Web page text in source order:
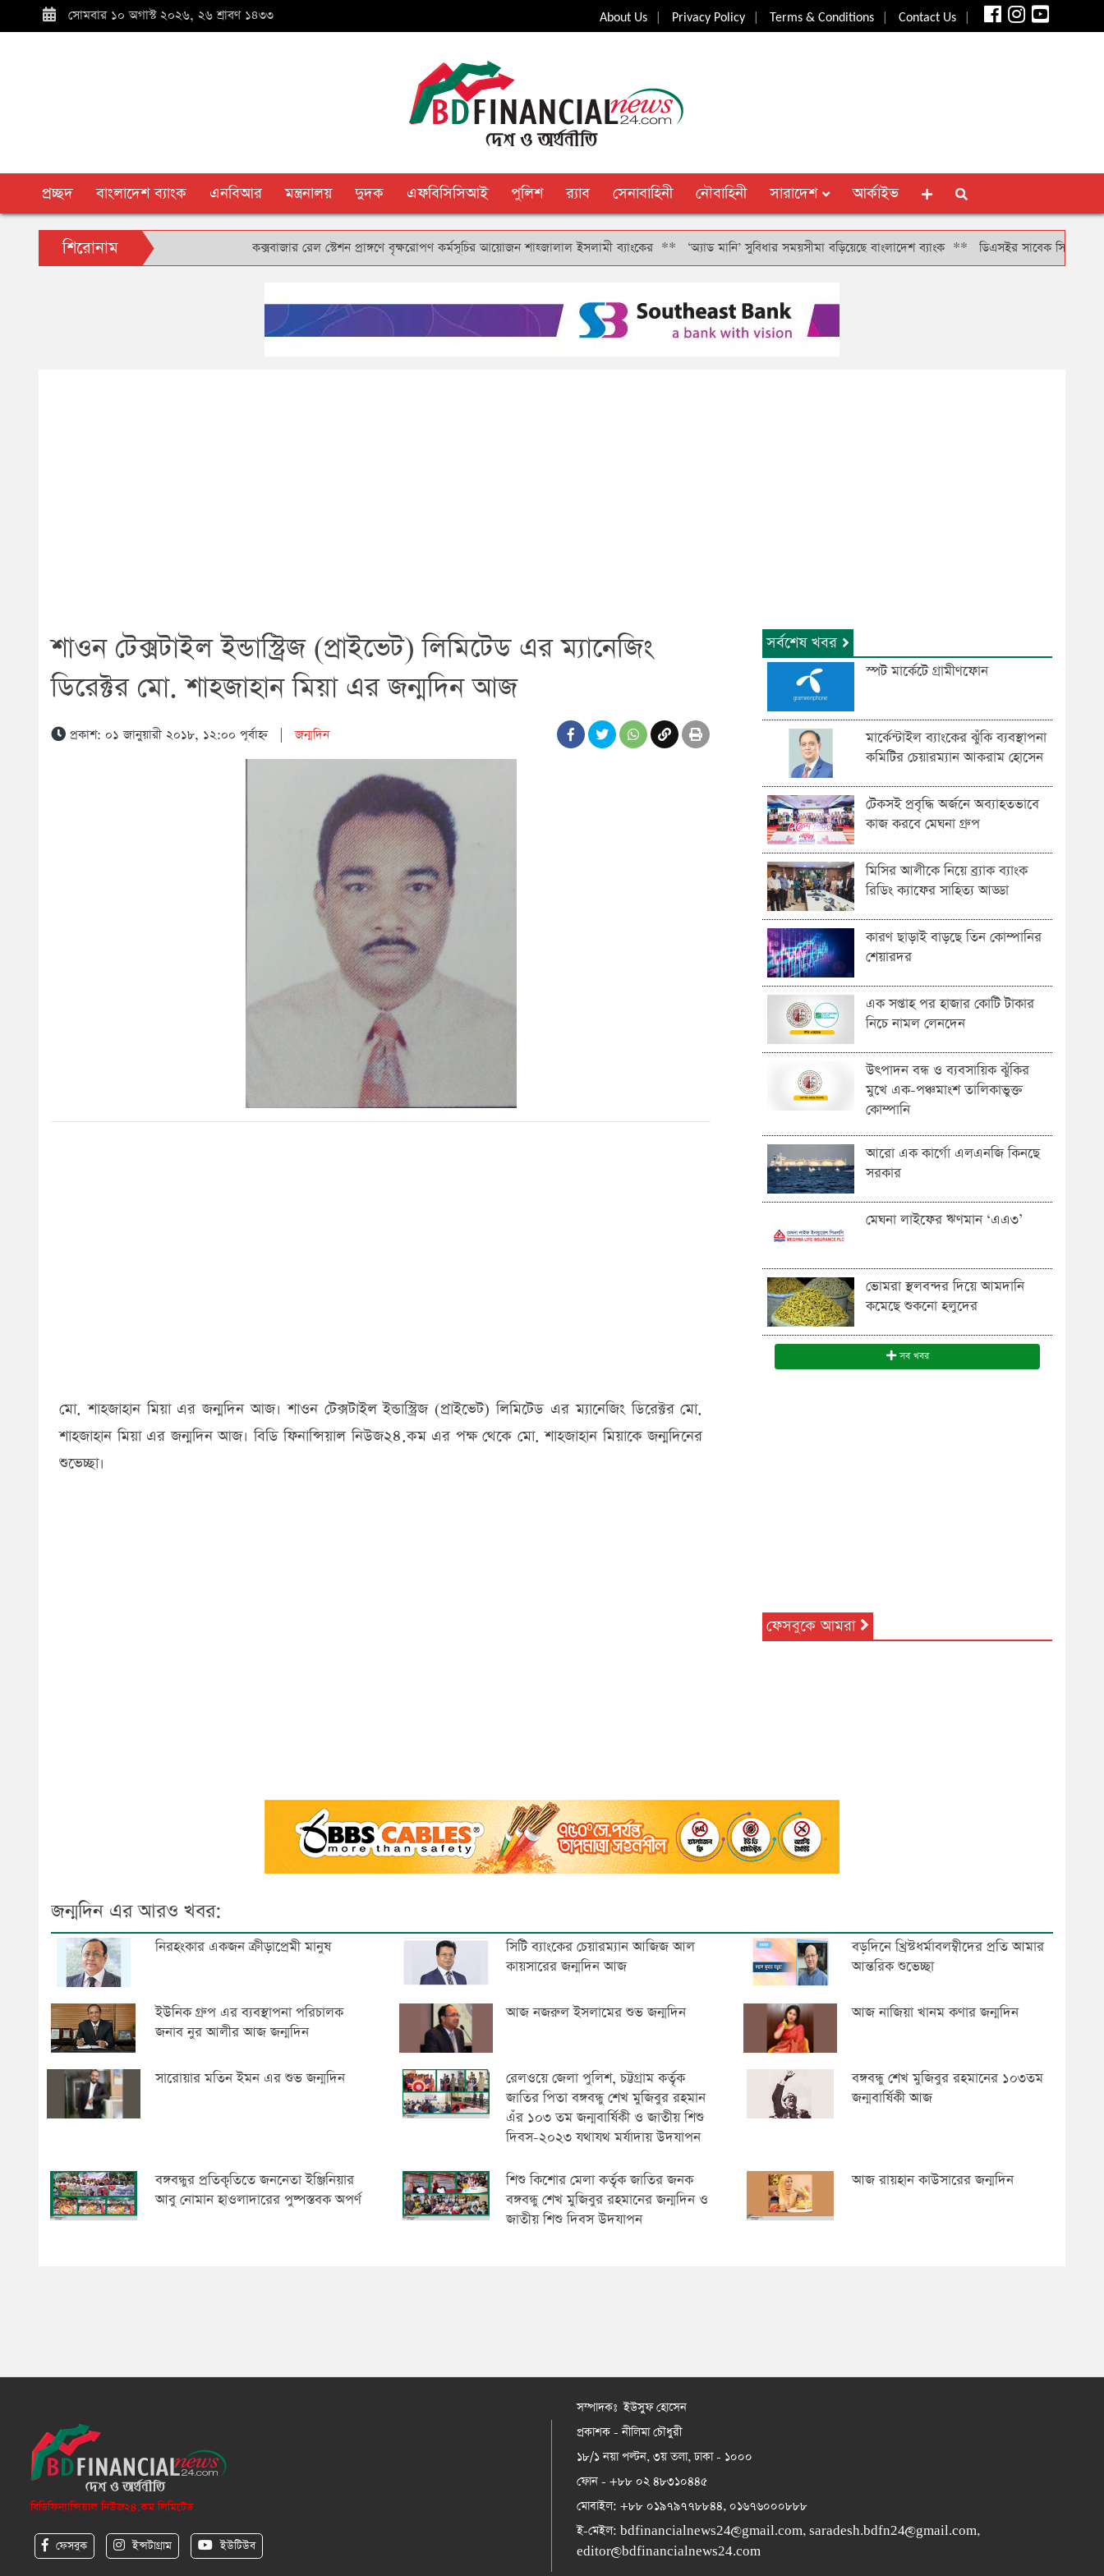
সোমবার ১০ অগাস্ট ২০২৬, ২৬ শ্রাবণ ১৪৩৩ About Us| Privacy Policy| Terms & Conditions| Contact Us|
প্রচ্ছদ বাংলাদেশ ব্যাংক এনবিআর মন্ত্রনালয় দুদক এফবিসিসিআই পুলিশ র‍্যাব সেনাবাহিনী নৌবাহিনী সারাদেশ আর্কাইভ
শিরোনাম কক্সবাজার রেল স্টেশন প্রাঙ্গণে বৃক্ষরোপণ কর্মসূচির আয়োজন শাহ্জালাল ইসলামী ব্যাংকের**‘অ্যাড মানি’ সুবিধার সময়সীমা বড়িয়েছে বাংলাদেশ ব্যাংক**ডিএসইর সাবেক সিআরও খাইরুল
শাওন টেক্সটাইল ইন্ডাস্ট্রিজ (প্রাইভেট) লিমিটেড এর ম্যানেজিং
ডিরেক্টর মো. শাহজাহান মিয়া এর জন্মদিন আজ
প্রকাশ: ০১ জানুয়ারী ২০১৮, ১২:০০ পূর্বাহ্ন|জন্মদিন
মো. শাহজাহান মিয়া এর জন্মদিন আজ। শাওন টেক্সটাইল ইন্ডাস্ট্রিজ (প্রাইভেট) লিমিটেড এর ম্যানেজিং ডিরেক্টর মো.
শাহজাহান মিয়া এর জন্মদিন আজ। বিডি ফিনান্সিয়াল নিউজ২৪.কম এর পক্ষ থেকে মো. শাহজাহান মিয়াকে জন্মদিনের
শুভেচ্ছা।
সর্বশেষ খবর
স্পট মার্কেটে গ্রামীণফোন
মার্কেন্টাইল ব্যাংকের ঝুঁকি ব্যবস্থাপনা
কমিটির চেয়ারম্যান আকরাম হোসেন
টেকসই প্রবৃদ্ধি অর্জনে অব্যাহতভাবে
কাজ করবে মেঘনা গ্রুপ
মিসির আলীকে নিয়ে ব্র্যাক ব্যাংক
রিডিং ক্যাফের সাহিত্য আড্ডা
কারণ ছাড়াই বাড়ছে তিন কোম্পানির
শেয়ারদর
এক সপ্তাহ পর হাজার কোটি টাকার
নিচে নামল লেনদেন
উৎপাদন বন্ধ ও ব্যবসায়িক ঝুঁকির
মুখে এক-পঞ্চমাংশ তালিকাভুক্ত
কোম্পানি
আরো এক কার্গো এলএনজি কিনছে
সরকার
মেঘনা লাইফের ঋণমান ‘‌এএ৩’
ভোমরা স্থলবন্দ‌র দিয়ে আমদা‌নি
ক‌মে‌ছে শুকনো হলুদের
সব খবর
ফেসবুকে আমরা
জন্মদিন এর আরও খবর:
নিরহংকার একজন ক্রীড়াপ্রেমী মানুষ
সিটি ব্যাংকের চেয়ারম্যান আজিজ আল
কায়সারের জন্মদিন আজ
বড়দিনে খ্রিস্টধর্মাবলম্বীদের প্রতি আমার
আন্তরিক শুভেচ্ছা
ইউনিক গ্রুপ এর ব্যবস্থাপনা পরিচালক
জনাব নুর আলীর আজ জন্মদিন
আজ নজরুল ইসলামের শুভ জন্মদিন আজ নাজিয়া খানম কণার জন্মদিন
সারোয়ার মতিন ইমন এর শুভ জন্মদিন
রেলওয়ে জেলা পুলিশ, চট্টগ্রাম কর্তৃক
জাতির পিতা বঙ্গবন্ধু শেখ মুজিবুর রহমান
এঁর ১০৩ তম জন্মবার্ষিকী ও জাতীয় শিশু
দিবস-২০২৩ যথাযথ মর্যাদায় উদযাপন
বঙ্গবন্ধু শেখ মুজিবুর রহমানের ১০৩তম
জন্মবার্ষিকী আজ
বঙ্গবন্ধুর প্রতিকৃতিতে জননেতা ইঞ্জিনিয়ার
আবু নোমান হাওলাদারের পুষ্পস্তবক অপর্ণ
শিশু কিশোর মেলা কর্তৃক জাতির জনক
বঙ্গবন্ধু শেখ মুজিবুর রহমানের জন্মদিন ও
জাতীয় শিশু দিবস উদযাপন
আজ রায়হান কাউসারের জন্মদিন
বিডিফিন্যান্সিয়াল নিউজ২৪.কম লিমিটেড
ফেসবুক ইন্সটাগ্রাম ইউটিউব
সম্পাদকঃ ইউসুফ হোসেন
প্রকাশক - নীলিমা চৌধুরী
১৮/১ নয়া পল্টন, ৩য় তলা, ঢাকা - ১০০০
ফোন - +৮৮ ০২ ৪৮৩১০৪৪৫
মোবাইল: +৮৮ ০১৯৭৯৭৭৮৮৪৪, ০১৬৭৬০০০৮৮৮
ই-মেইল: bdfinancialnews24@gmail.com, saradesh.bdfn24@gmail.com,
editor@bdfinancialnews24.com